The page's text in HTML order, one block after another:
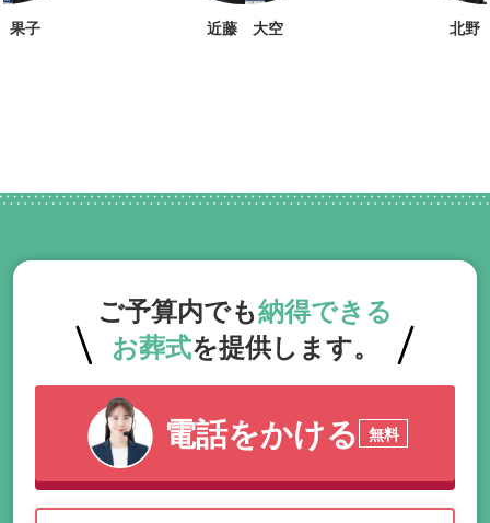
果子 近藤 大空 北野
ご予算内でも納得できる
お葬式を提供します。
電話をかける 無料